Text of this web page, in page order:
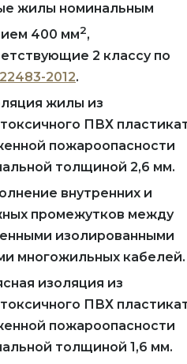
жилы номинальным
400 мм2,
2 классу по
2012.
жилы из
ПВХ
пожароопасности
толщиной 2,6 мм.
внутренних и
промежутков между
изолированными
многожильных кабелей.
изоляция из
ПВХ
пожароопасности
толщиной 1,6 мм.